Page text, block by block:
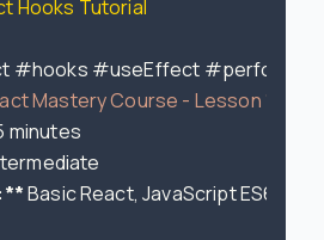
Hooks Tutorial
Mastery Course - Lesson 15
Basic React, JavaScript ES6